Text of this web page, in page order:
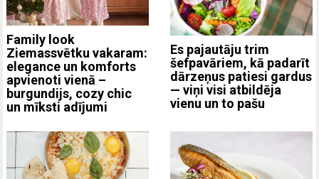
Family look
Ziemassvētku vakaram:
elegance un komforts
apvienoti vienā –
burgundijs, cozy chic
un mīksti adījumi
Es pajautāju trim
šefpavāriem, kā padarīt
dārzeņus patiesi gardus
— viņi visi atbildēja
vienu un to pašu